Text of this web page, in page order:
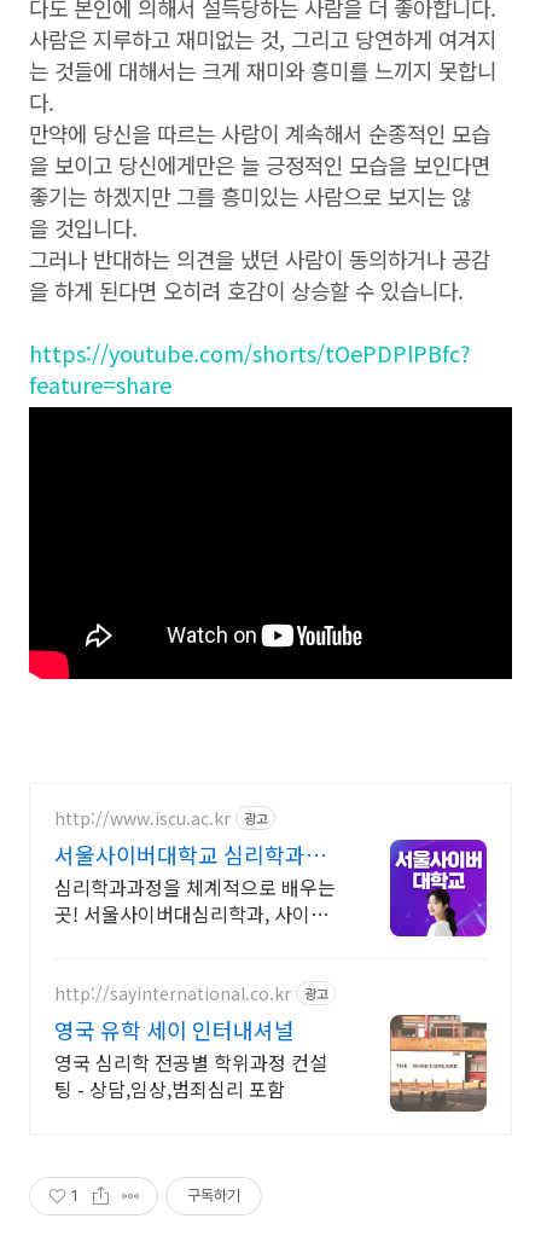
다도 본인에 의해서 설득당하는 사람을 더 좋아합니다.
사람은 지루하고 재미없는 것, 그리고 당연하게 여겨지
는 것들에 대해서는 크게 재미와 흥미를 느끼지 못합니
다.
만약에 당신을 따르는 사람이 계속해서 순종적인 모습
을 보이고 당신에게만은 늘 긍정적인 모습을 보인다면
좋기는 하겠지만 그를 흥미있는 사람으로 보지는 않
을 것입니다.
그러나 반대하는 의견을 냈던 사람이 동의하거나 공감
을 하게 된다면 오히려 호감이 상승할 수 있습니다.
https://youtube.com/shorts/tOePDPlPBfc?
feature=share
http://www.iscu.ac.kr 광고
서울사이버대학교 심리학과
2026 가을학기 신편입생
심리학과과정을 체계적으로 배우는
곳! 서울사이버대심리학과, 사이버
http://sayinternational.co.kr 광고
영국 유학 세이 인터내셔널
영국 심리학 전공별 학위과정 컨설
팅 - 상담,임상,범죄심리 포함
1 구독하기